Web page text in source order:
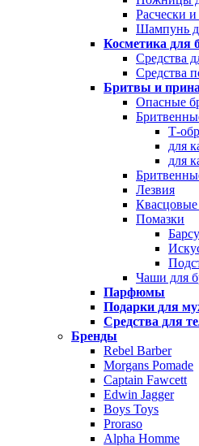
Расчески
Шампунь
Косметика для
Средства
Средства
Бритвы и
Опасные
Т-
для
для
Лезвия
Помазки
Чаши для
Парфюмы
Подарки для
Средства для
Бренды
Rebel Barber
Morgans Pomade
Captain Fawcett
Edwin Jagger
Boys Toys
Proraso
Alpha Homme